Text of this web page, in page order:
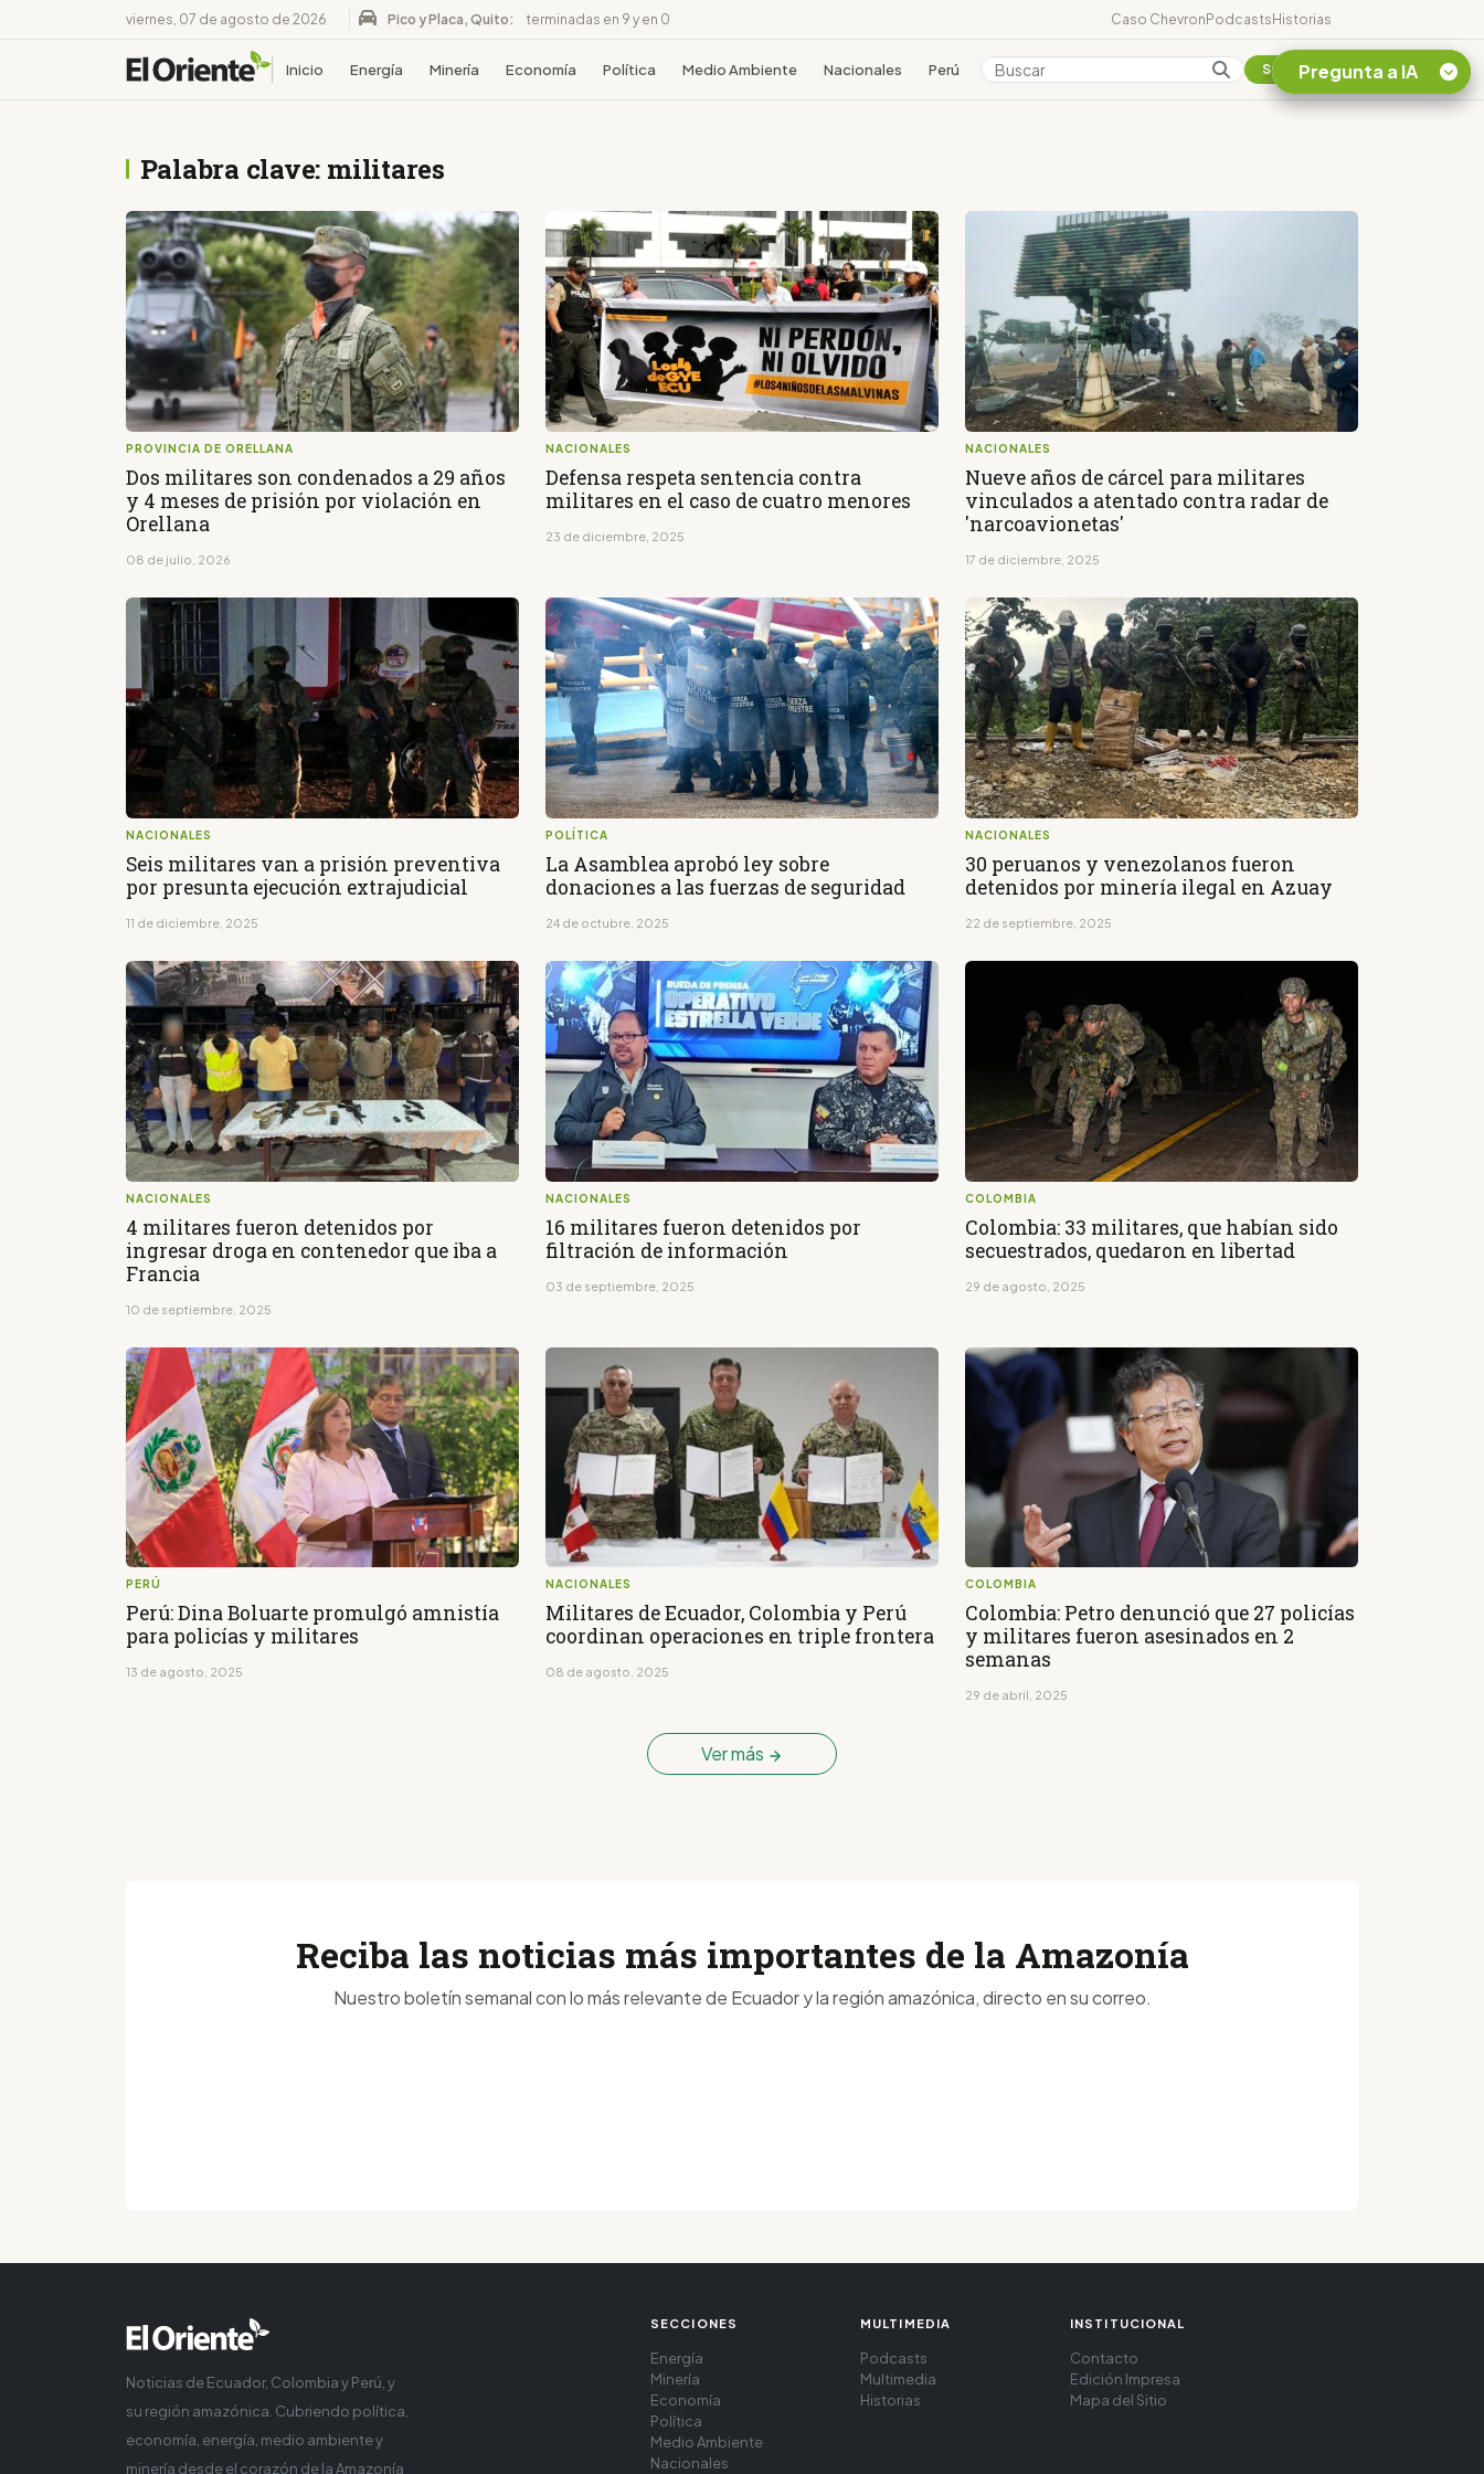
viernes, 07 de agosto de 2026 Pico y Placa, Quito: terminadas en 9 y en 0 Caso ChevronPodcastsHistorias
Inicio Energía Minería Economía Política Medio Ambiente Nacionales Perú Colombia Suscribirse
Palabra clave: militares
PROVINCIA DE ORELLANA
Dos militares son condenados a 29 años
y 4 meses de prisión por violación en
Orellana
08 de julio, 2026
NACIONALES
Defensa respeta sentencia contra
militares en el caso de cuatro menores
23 de diciembre, 2025
NACIONALES
Nueve años de cárcel para militares
vinculados a atentado contra radar de
'narcoavionetas'
17 de diciembre, 2025
NACIONALES
Seis militares van a prisión preventiva
por presunta ejecución extrajudicial
11 de diciembre, 2025
POLÍTICA
La Asamblea aprobó ley sobre
donaciones a las fuerzas de seguridad
24 de octubre, 2025
NACIONALES
30 peruanos y venezolanos fueron
detenidos por minería ilegal en Azuay
22 de septiembre, 2025
NACIONALES
4 militares fueron detenidos por
ingresar droga en contenedor que iba a
Francia
10 de septiembre, 2025
NACIONALES
16 militares fueron detenidos por
filtración de información
03 de septiembre, 2025
COLOMBIA
Colombia: 33 militares, que habían sido
secuestrados, quedaron en libertad
29 de agosto, 2025
PERÚ
Perú: Dina Boluarte promulgó amnistía
para policías y militares
13 de agosto, 2025
NACIONALES
Militares de Ecuador, Colombia y Perú
coordinan operaciones en triple frontera
08 de agosto, 2025
COLOMBIA
Colombia: Petro denunció que 27 policías
y militares fueron asesinados en 2
semanas
29 de abril, 2025
Ver más
Pregunta a IA
tasa minera que rige en
Ecuador?
Reciba las noticias más importantes de la Amazonía
Nuestro boletín semanal con lo más relevante de Ecuador y la región amazónica, directo en su correo.
Noticias de Ecuador, Colombia y Perú, y
su región amazónica. Cubriendo política,
economía, energía, medio ambiente y
minería desde el corazón de la Amazonía
SECCIONES
Energía
Minería
Economía
Política
Medio Ambiente
Nacionales
MULTIMEDIA
Podcasts
Multimedia
Historias
INSTITUCIONAL
Contacto
Edición Impresa
Mapa del Sitio